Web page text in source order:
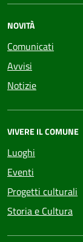
NOVITÀ
Comunicati
Avvisi
Notizie
VIVERE IL COMUNE
Luoghi
Eventi
Progetti culturali
Storia e Cultura